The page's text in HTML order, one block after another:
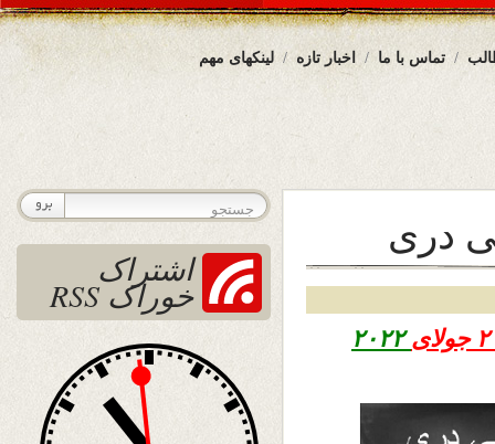
لینکهای مهم اخبار تازه تماس با ما
دری
۲۰۲۲
اشتراک
خوراک RSS